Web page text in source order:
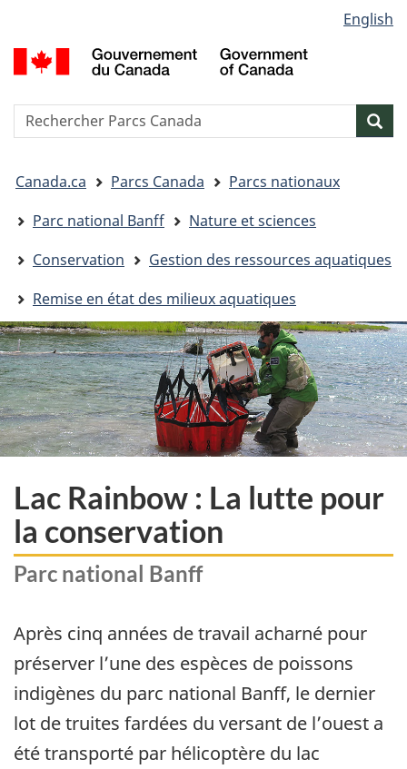
au
contenu
« Au
du
la
HTML
de
la
langue
English
Reserche
êtes
ici&nbsp;:
Canada.ca Parcs Canada
Parcs nationaux
Parc national Banff
Nature et sciences
Conservation
Gestion des ressources aquatiques
Remise en état des milieux aquatiques
Lac Rainbow : La lutte pour
la conservation
Parc national Banff
Après cinq années de travail acharné pour
préserver l’une des espèces de poissons
indigènes du parc national Banff, le dernier
lot de truites fardées du versant de l’ouest a
été transporté par hélicoptère du lac